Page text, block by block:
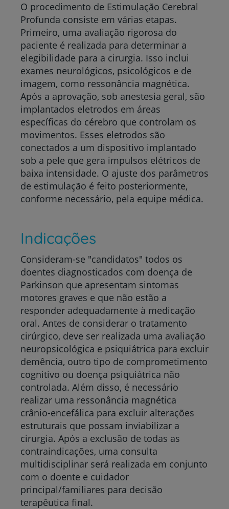
O procedimento de Estimulação Cerebral
Profunda consiste em várias etapas.
Primeiro, uma avaliação rigorosa do
paciente é realizada para determinar a
elegibilidade para a cirurgia. Isso inclui
exames neurológicos, psicológicos e de
imagem, como ressonância magnética.
Após a aprovação, sob anestesia geral, são
implantados eletrodos em áreas
específicas do cérebro que controlam os
movimentos. Esses eletrodos são
conectados a um dispositivo implantado
sob a pele que gera impulsos elétricos de
baixa intensidade. O ajuste dos parâmetros
de estimulação é feito posteriormente,
conforme necessário, pela equipe médica.
Indicações
Consideram-se "candidatos" todos os
doentes diagnosticados com doença de
Parkinson que apresentam sintomas
motores graves e que não estão a
responder adequadamente à medicação
oral. Antes de considerar o tratamento
cirúrgico, deve ser realizada uma avaliação
neuropsicológica e psiquiátrica para excluir
demência, outro tipo de comprometimento
cognitivo ou doença psiquiátrica não
controlada. Além disso, é necessário
realizar uma ressonância magnética
crânio-encefálica para excluir alterações
estruturais que possam inviabilizar a
cirurgia. Após a exclusão de todas as
contraindicações, uma consulta
multidisciplinar será realizada em conjunto
com o doente e cuidador
principal/familiares para decisão
terapêutica final.